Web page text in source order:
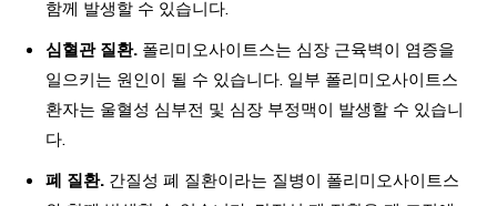
함께 발생할 수 있습니다.
심혈관 질환. 폴리미오사이트스는 심장 근육벽이 염증을
일으키는 원인이 될 수 있습니다. 일부 폴리미오사이트스
환자는 울혈성 심부전 및 심장 부정맥이 발생할 수 있습니
다.
폐 질환. 간질성 폐 질환이라는 질병이 폴리미오사이트스